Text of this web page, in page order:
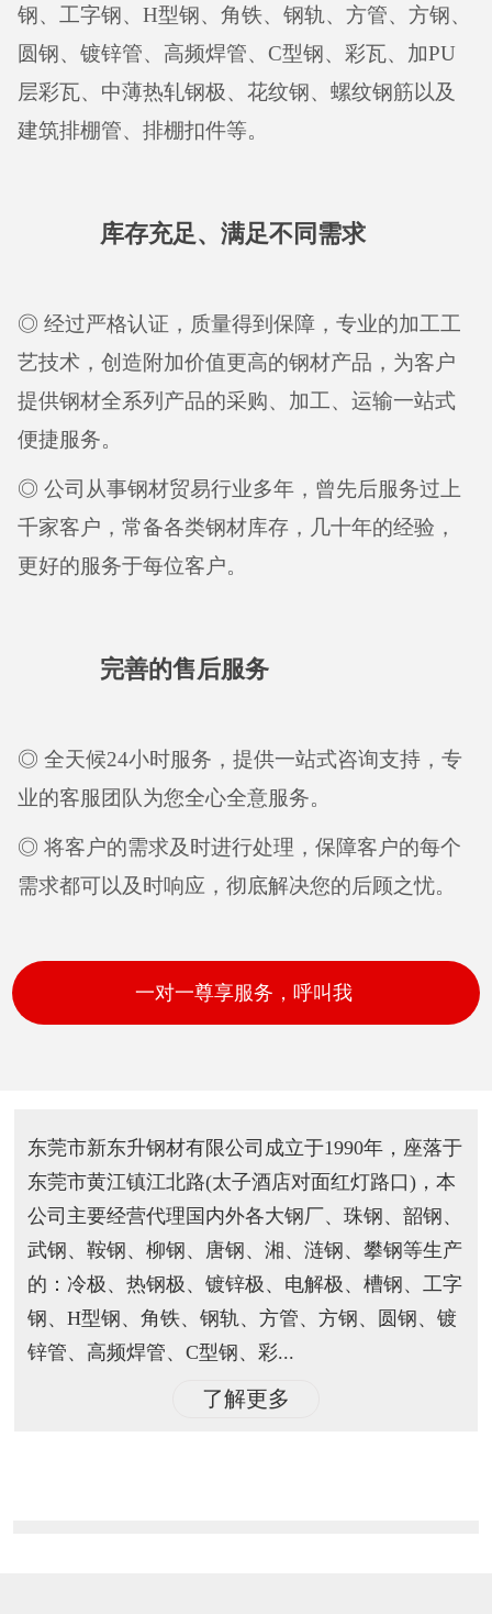
钢、工字钢、H型钢、角铁、钢轨、方管、方钢、
圆钢、镀锌管、高频焊管、C型钢、彩瓦、加PU
层彩瓦、中薄热轧钢极、花纹钢、螺纹钢筋以及
建筑排棚管、排棚扣件等。
库存充足、满足不同需求
◎ 经过严格认证，质量得到保障，专业的加工工
艺技术，创造附加价值更高的钢材产品，为客户
提供钢材全系列产品的采购、加工、运输一站式
便捷服务。
◎ 公司从事钢材贸易行业多年，曾先后服务过上
千家客户，常备各类钢材库存，几十年的经验，
更好的服务于每位客户。
完善的售后服务
◎ 全天候24小时服务，提供一站式咨询支持，专
业的客服团队为您全心全意服务。
◎ 将客户的需求及时进行处理，保障客户的每个
需求都可以及时响应，彻底解决您的后顾之忧。
一对一尊享服务，呼叫我
东莞市新东升钢材有限公司成立于1990年，座落于
东莞市黄江镇江北路(太子酒店对面红灯路口)，本
公司主要经营代理国内外各大钢厂、珠钢、韶钢、
武钢、鞍钢、柳钢、唐钢、湘、涟钢、攀钢等生产
的：冷极、热钢极、镀锌极、电解极、槽钢、工字
钢、H型钢、角铁、钢轨、方管、方钢、圆钢、镀
锌管、高频焊管、C型钢、彩...
了解更多